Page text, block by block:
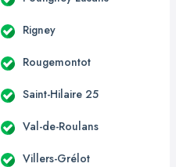
Rigney
Rougemontot
Saint-Hilaire 25
Val-de-Roulans
Villers-Grélot